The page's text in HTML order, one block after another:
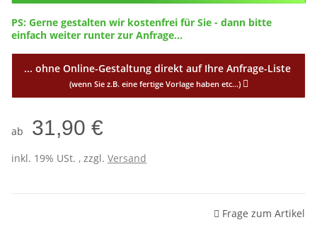
PS: Gerne gestalten wir kostenfrei für Sie - dann bitte
einfach weiter runter zur Anfrage...
... ohne Online-Gestaltung direkt auf Ihre Anfrage-Liste
(wenn Sie z.B. eine fertige Vorlage haben etc...)
ab 31,90 €
inkl. 19% USt. , zzgl. Versand
Frage zum Artikel